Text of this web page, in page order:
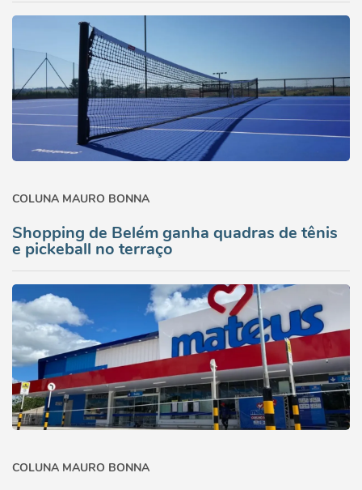
COLUNA MAURO BONNA
Shopping de Belém ganha quadras de tênis
e pickeball no terraço
COLUNA MAURO BONNA